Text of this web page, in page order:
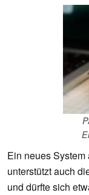
Ein neues
unterstützt auch
und dürfte sich